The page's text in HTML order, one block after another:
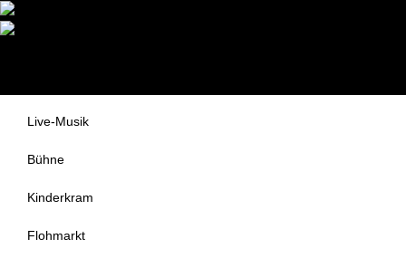
Themen
Live-Musik
Bühne
Kinderkram
Flohmarkt